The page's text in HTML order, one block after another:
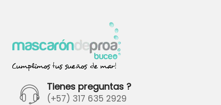
Tienes preguntas ?
(+57) 317 635 2929